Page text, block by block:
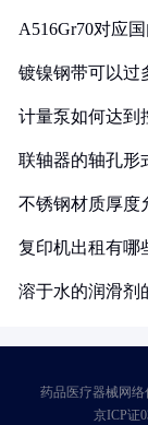
A516Gr70对应
镀镍钢带可以过
计量泵如何达到
联轴器的轴孔形
不锈钢材质厚度
复印机出租有哪
溶于水的润滑剂
药品医疗器械网络
京ICP证